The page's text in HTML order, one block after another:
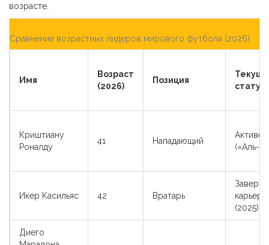
возрасте.
Сравнение возрастных лидеров мирового футбола (2026)
Имя
Возраст
(2026)
Позиция
статус
Криштиану
Роналду
41 Нападающий
Активен
(«Аль-
Икер Касильяс 42 Вратарь
карьеру
(2025)
Диего